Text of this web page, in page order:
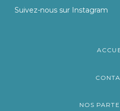
Suivez-nous sur Instagram
NOS